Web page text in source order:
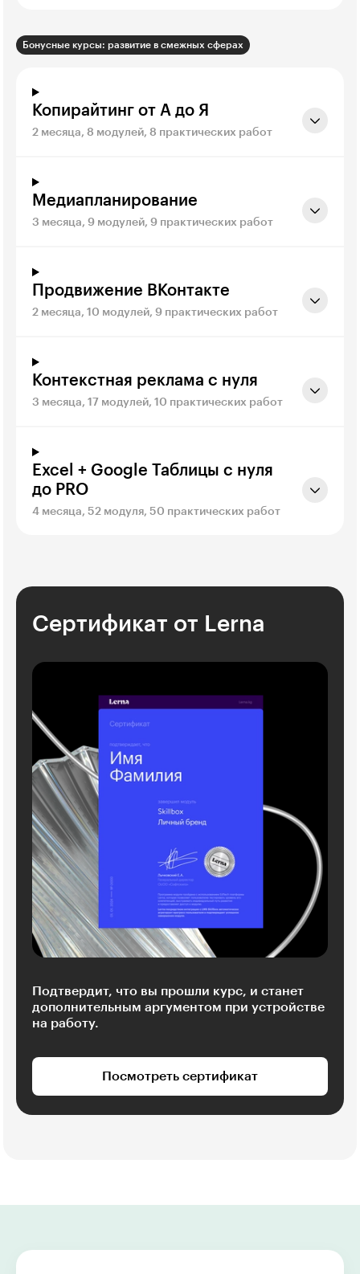
Бонусные курсы: развитие в смежных сферах
Копирайтинг от А до Я
2 месяца, 8 модулей, 8 практических работ
Медиапланирование
3 месяца, 9 модулей, 9 практических работ
Продвижение ВКонтакте
2 месяца, 10 модулей, 9 практических работ
Контекстная реклама с нуля
3 месяца, 17 модулей, 10 практических работ
Excel + Google Таблицы с нуля
до PRO
4 месяца, 52 модуля, 50 практических работ
Сертификат от Lerna
Подтвердит, что вы прошли курс, и станет
дополнительным аргументом при устройстве
на работу.
Посмотреть сертификат